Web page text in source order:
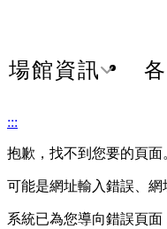
場館資訊
:::
抱歉，找不到您要的頁面
可能是網址輸入錯誤、網
系統已為您導向錯誤頁面